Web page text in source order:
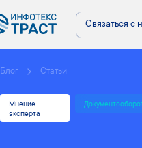
Связаться с
Блог Статьи
Мнение
эксперта